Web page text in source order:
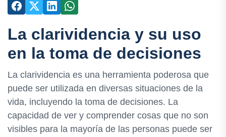
La clarividencia y su uso
en la toma de decisiones
La clarividencia es una herramienta poderosa que
puede ser utilizada en diversas situaciones de la
vida, incluyendo la toma de decisiones. La
capacidad de ver y comprender cosas que no son
visibles para la mayoría de las personas puede ser